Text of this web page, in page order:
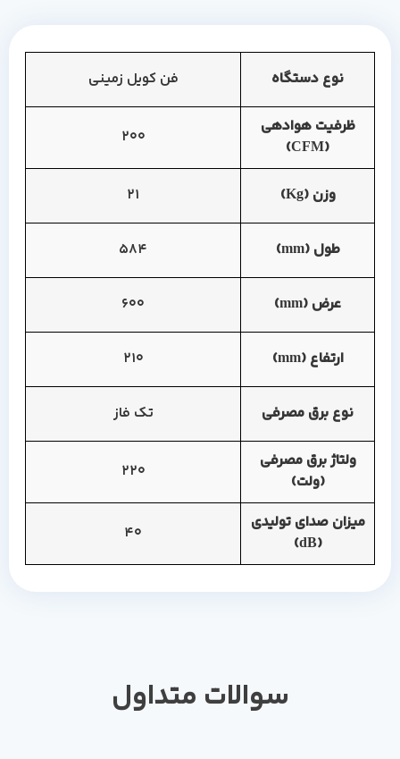
نوع دستگاه فن کویل زمینی
ظرفیت هوادهی
وزن (Kg)
طول (mm)
عرض (mm)
ارتفاع (mm)
نوع برق مصرفی تک فاز
ولتاژ برق مصرفی
(ولت)
میزان صدای تولیدی
سوالات متداول